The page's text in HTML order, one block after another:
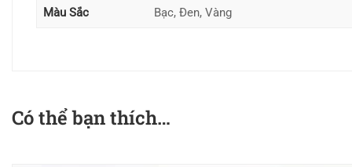
Màu Sắc Bạc, Đen, Vàng
Có thể bạn thích…